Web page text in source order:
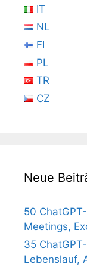
IT
NL
FI
PL
TR
CZ
Neue
50
Meetings,
35
Lebenslauf,